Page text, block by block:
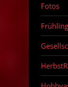
Fotos